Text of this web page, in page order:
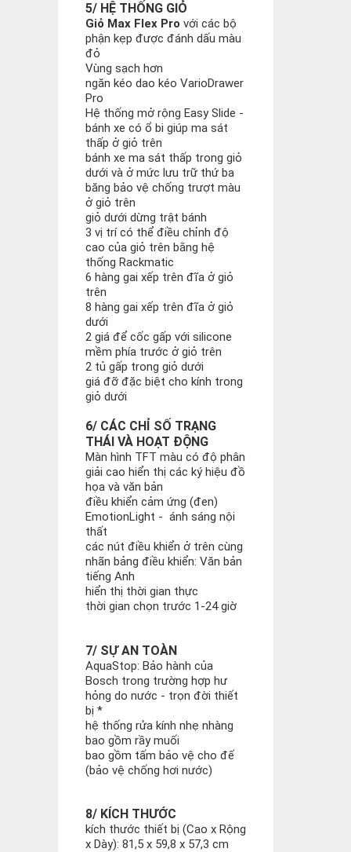
5/ HỆ THỐNG GIỎ
Giỏ Max Flex Pro với các bộ
phận kẹp được đánh dấu màu
đỏ
Vùng sạch hơn
ngăn kéo dao kéo VarioDrawer
Pro
Hệ thống mở rộng Easy Slide -
bánh xe có ổ bi giúp ma sát
thấp ở giỏ trên
bánh xe ma sát thấp trong giỏ
dưới và ở mức lưu trữ thứ ba
băng bảo vệ chống trượt màu
ở giỏ trên
giỏ dưới dừng trật bánh
3 vị trí có thể điều chỉnh độ
cao của giỏ trên bằng hệ
thống Rackmatic
6 hàng gai xếp trên đĩa ở giỏ
trên
8 hàng gai xếp trên đĩa ở giỏ
dưới
2 giá để cốc gấp với silicone
mềm phía trước ở giỏ trên
2 tủ gấp trong giỏ dưới
giá đỡ đặc biệt cho kính trong
giỏ dưới
6/ CÁC CHỈ SỐ TRẠNG
THÁI VÀ HOẠT ĐỘNG
Màn hình TFT màu có độ phân
giải cao hiển thị các ký hiệu đồ
họa và văn bản
điều khiển cảm ứng (đen)
EmotionLight - ánh sáng nội
thất
các nút điều khiển ở trên cùng
nhãn bảng điều khiển: Văn bản
tiếng Anh
hiển thị thời gian thực
thời gian chọn trước 1-24 giờ
7/ SỰ AN TOÀN
AquaStop: Bảo hành của
Bosch trong trường hợp hư
hỏng do nước - trọn đời thiết
bị *
hệ thống rửa kính nhẹ nhàng
bao gồm rầy muối
bao gồm tấm bảo vệ cho đế
(bảo vệ chống hơi nước)
8/ KÍCH THƯỚC
kích thước thiết bị (Cao x Rộng
x Dày): 81,5 x 59,8 x 57,3 cm